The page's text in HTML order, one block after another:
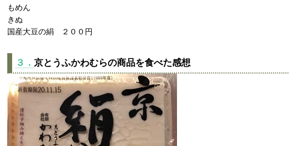
もめん
きぬ
国産大豆の絹 ２００円
３． 京とうふかわむらの商品を食べた感想